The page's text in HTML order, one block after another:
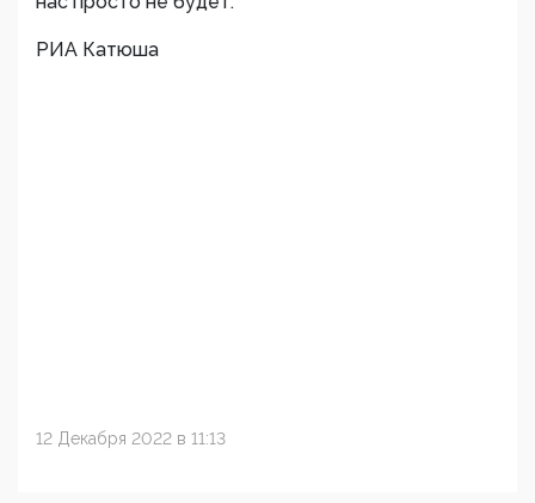
РИА Катюша
12 Декабря 2022 в 11:13